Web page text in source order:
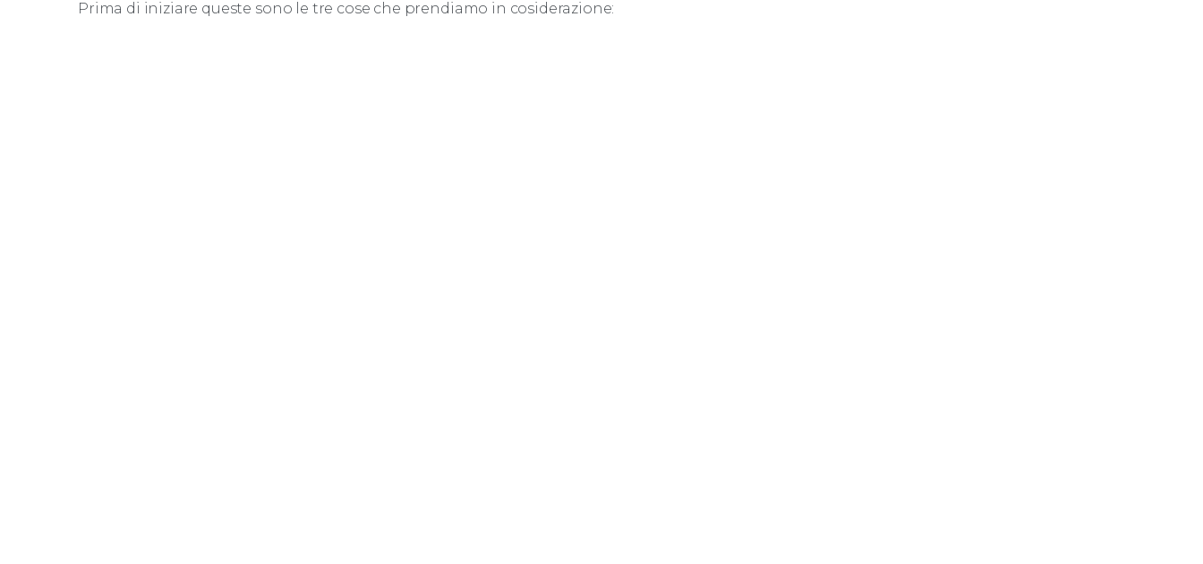
Prima di iniziare queste sono le tre cose che prendiamo in cosiderazione: